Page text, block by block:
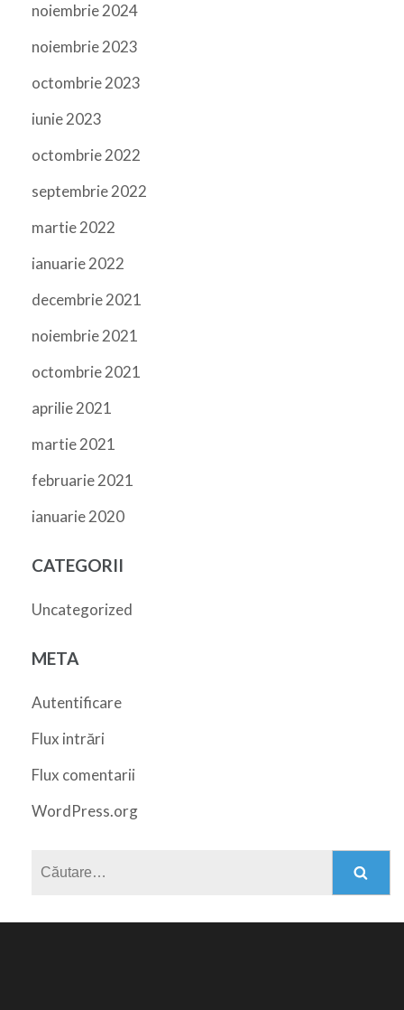
noiembrie 2024
noiembrie 2023
octombrie 2023
iunie 2023
octombrie 2022
septembrie 2022
martie 2022
ianuarie 2022
decembrie 2021
noiembrie 2021
octombrie 2021
aprilie 2021
martie 2021
februarie 2021
ianuarie 2020
CATEGORII
Uncategorized
META
Autentificare
Flux intrări
Flux comentarii
WordPress.org